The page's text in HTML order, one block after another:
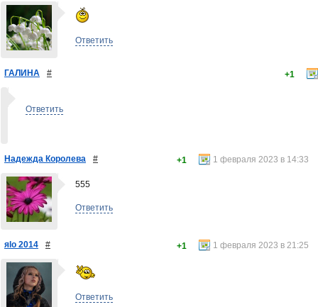
Ответить
ГАЛИНА # +1
Ответить
Надежда Королева # 1 февраля 2023 в 14:33
+1
555
Ответить
яlo 2014 # 1 февраля 2023 в 21:25
+1
Ответить